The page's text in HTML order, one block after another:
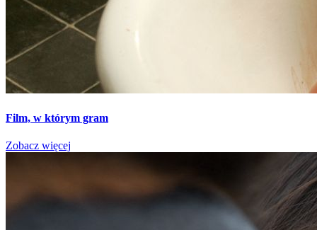
Film, w którym gram
Zobacz więcej